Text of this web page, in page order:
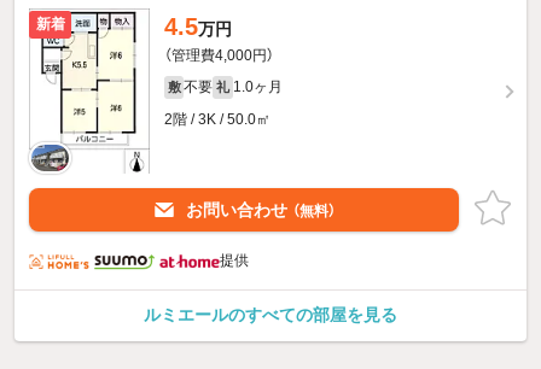
新着 4.5万円
（管理費4,000円）
敷 不要 礼 1.0ヶ月
2階 / 3K / 50.0㎡
お問い合わせ （無料）
提供
ルミエールのすべての部屋を見る